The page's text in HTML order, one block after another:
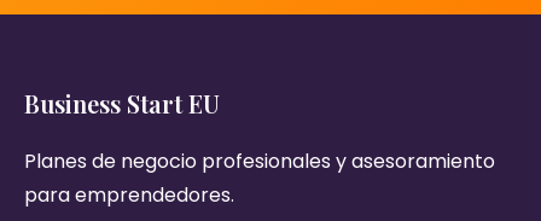
Business Start EU
Planes de negocio profesionales y asesoramiento
para emprendedores.